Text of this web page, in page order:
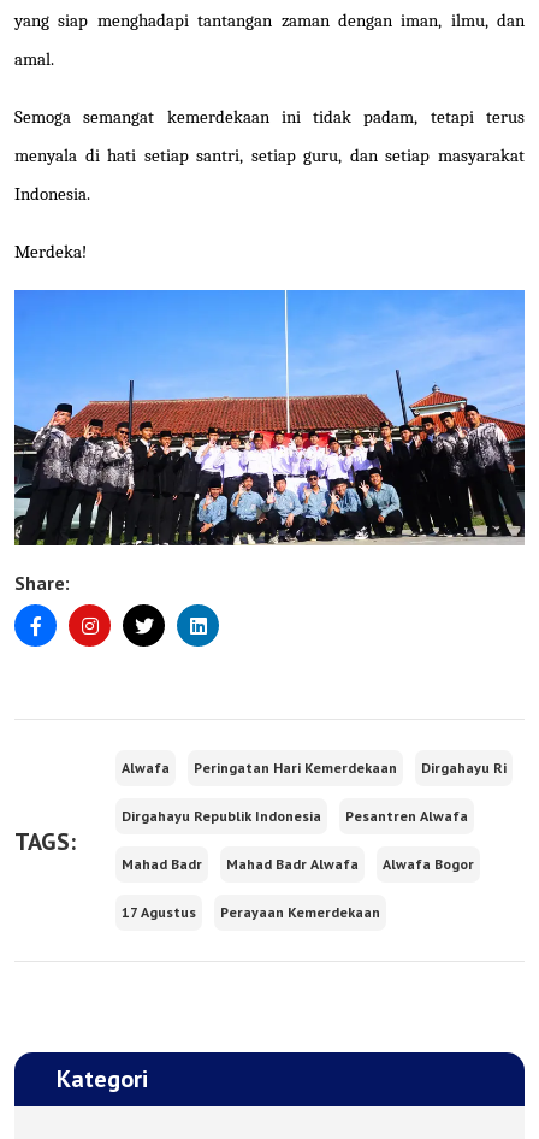
yang siap menghadapi tantangan zaman dengan iman, ilmu, dan
amal.
Semoga semangat kemerdekaan ini tidak padam, tetapi terus
menyala di hati setiap santri, setiap guru, dan setiap masyarakat
Indonesia.
Merdeka!
Share:
TAGS:
Alwafa Peringatan Hari Kemerdekaan Dirgahayu Ri
Dirgahayu Republik Indonesia Pesantren Alwafa
Mahad Badr Mahad Badr Alwafa Alwafa Bogor
17 Agustus Perayaan Kemerdekaan
Kategori